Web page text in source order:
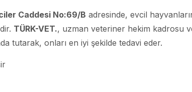
Caddesi No:69/B adresinde, evcil
TÜRK-VET., uzman veteriner hekim kadrosu
tutarak, onları en iyi şekilde tedavi eder.